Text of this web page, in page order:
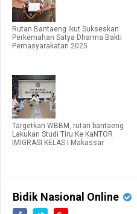
Rutan Bantaeng Ikut Sukseskan
Perkemahan Satya Dharma Bakti
Pemasyarakatan 2025
Targetkan WBBM, rutan bantaeng
Lakukan Studi Tiru Ke KaNTOR
IMIGRASI KELAS I Makassar
Bidik Nasional Online